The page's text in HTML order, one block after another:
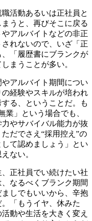
活動あるいは正社員と
うと、再びそこに戻る
アルバイトなどの非正
れないので、いざ「正
「履歴書にブランクが
まうことが多い。
アルバイト期間につい
経験やスキルが培われ
る、ということだ。も
業」という場合でも、
やサバイバル能力が抜
だでさえ“採用控え”の
て認めましょう」とい
ない。
正社員でい続けたい社
なるべくブランク期間
しでもいいから、辛抱
「もうイヤ、休みた
動や生活を大きく変え